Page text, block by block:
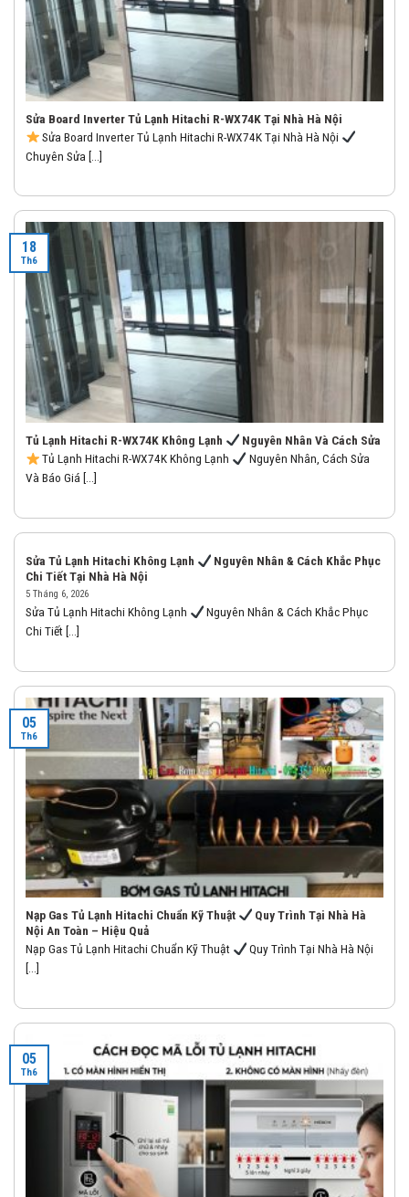
Sửa Board Inverter Tủ Lạnh Hitachi R-WX74K Tại Nhà Hà Nội
Sửa Board Inverter Tủ Lạnh Hitachi R-WX74K Tại Nhà Hà Nội
Chuyên Sửa [...]
Tủ Lạnh Hitachi R-WX74K Không Lạnh
Nguyên Nhân Và Cách Sửa
Tủ Lạnh Hitachi R-WX74K Không Lạnh
Nguyên Nhân, Cách Sửa
Và Báo Giá [...]
18
Th6
Sửa Tủ Lạnh Hitachi Không Lạnh
Nguyên Nhân & Cách Khắc Phục
Chi Tiết Tại Nhà Hà Nội
5 Tháng 6, 2026
Sửa Tủ Lạnh Hitachi Không Lạnh
Nguyên Nhân & Cách Khắc Phục
Chi Tiết [...]
Nạp Gas Tủ Lạnh Hitachi Chuẩn Kỹ Thuật
Quy Trình Tại Nhà Hà
Nội An Toàn – Hiệu Quả
Nạp Gas Tủ Lạnh Hitachi Chuẩn Kỹ Thuật
Quy Trình Tại Nhà Hà Nội
[...]
05
Th6
05
Th6